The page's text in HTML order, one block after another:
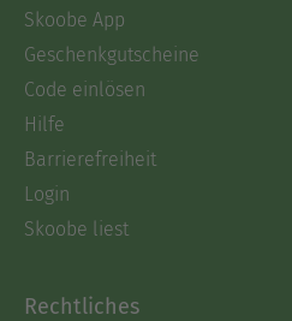
Skoobe App
Geschenkgutscheine
Code einlösen
Hilfe
Barrierefreiheit
Login
Skoobe liest
Rechtliches